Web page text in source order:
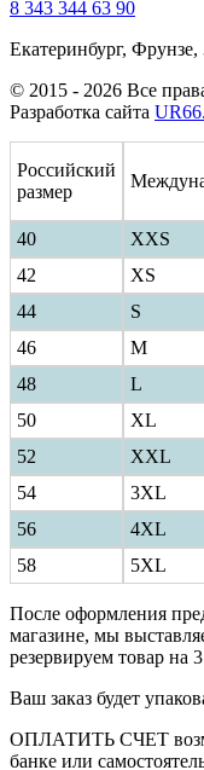
8 343 344 63 90
Екатеринбург, Фрунзе,
© 2015 - 2026 Все
Разработка сайта
Российский
размер
40
ХXS
42
XS
44
S
46
M
48
L
50
XL
52
XXL
54
3XL
56
4XL
58
5XL
После оформления
магазине, мы
резервируем товар на
Ваш заказ будет
ОПЛАТИТЬ СЧЕТ
банке или